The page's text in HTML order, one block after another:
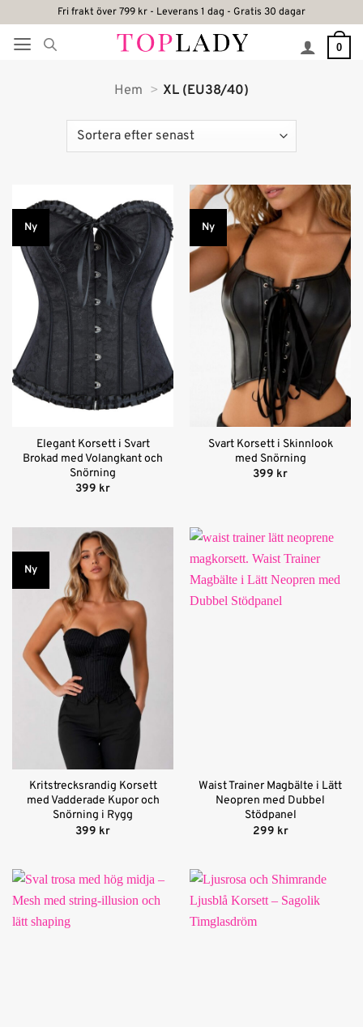
content
Fri frakt över 799 kr - Leverans 1 dag - Gratis 30 dagar
0
Hem XL (EU38/40)
Ny
Elegant Korsett i Svart
Brokad med Volangkant och
Snörning
399 kr
Ny
Svart Korsett i Skinnlook
med Snörning
399 kr
Ny
Kritstrecksrandig Korsett
med Vadderade Kupor och
Snörning i Rygg
399 kr
Waist Trainer Magbälte i Lätt
Neopren med Dubbel
Stödpanel
299 kr